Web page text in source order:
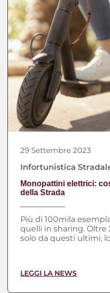
29 Settembre 2023
Infortunistica
Monopattini elettrici:
della Strada
Più di 100mila
quelli in sharing. Oltre
solo da questi ultimi,
LEGGI LA NEWS